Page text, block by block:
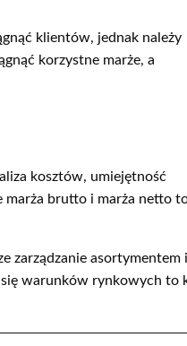
klientów, jednak należy
korzystne marże, a
kosztów, umiejętność
marża brutto i marża netto
zarządzanie asortymentem i
warunków rynkowych to